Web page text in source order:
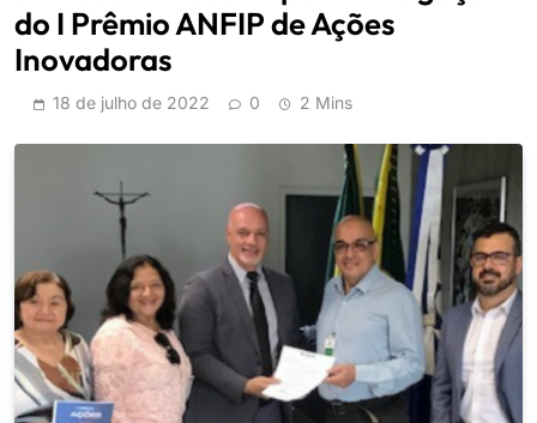
do I Prêmio ANFIP de Ações
Inovadoras
18 de julho de 2022 0 2 Mins